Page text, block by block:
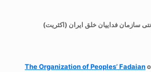
سازمان فداییان خلق ایران (اکثریت)
The Organization ofPeoples’ Fadaian